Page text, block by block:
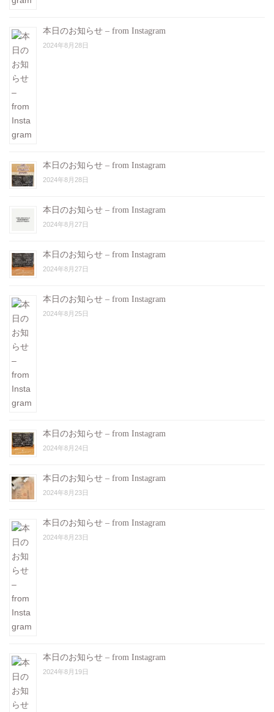
本日のお知らせ – from Instagram
2024年8月28日
本日のお知らせ – from Instagram
2024年8月28日
本日のお知らせ – from Instagram
2024年8月27日
本日のお知らせ – from Instagram
2024年8月27日
本日のお知らせ – from Instagram
2024年8月25日
本日のお知らせ – from Instagram
2024年8月24日
本日のお知らせ – from Instagram
2024年8月23日
本日のお知らせ – from Instagram
2024年8月23日
本日のお知らせ – from Instagram
2024年8月19日